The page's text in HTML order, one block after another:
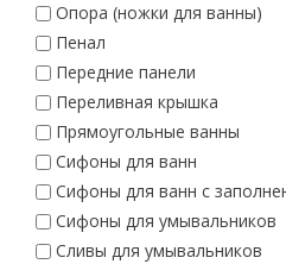
Опора (ножки для ванны)
Пенал
Передние панели
Переливная крышка
Прямоугольные ванны
Сифоны для ванн
Сифоны для ванн с
Сифоны для умывальников
Сливы для умывальников